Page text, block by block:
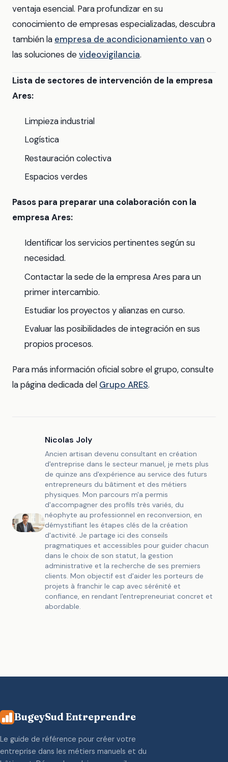
ventaja esencial. Para profundizar en su
conocimiento de empresas especializadas, descubra
también la empresa de acondicionamiento van o
las soluciones devideovigilancia.
Lista de sectores de intervención de la empresa
Ares:
Limpieza industrial
Logística
Restauración colectiva
Espacios verdes
Pasos para preparar una colaboración con la
empresa Ares:
Identificar los servicios pertinentes según su
necesidad.
Contactar la sede de la empresa Ares para un
primer intercambio.
Estudiar los proyectos y alianzas en curso.
Evaluar las posibilidades de integración en sus
propios procesos.
Para más información oficial sobre el grupo, consulte
la página dedicada del Grupo ARES.
Nicolas Joly
Ancien artisan devenu consultant en création
d'entreprise dans le secteur manuel, je mets plus
de quinze ans d'expérience au service des futurs
entrepreneurs du bâtiment et des métiers
physiques. Mon parcours m'a permis
d'accompagner des profils très variés, du
néophyte au professionnel en reconversion, en
démystifiant les étapes clés de la création
d'activité. Je partage ici des conseils
pragmatiques et accessibles pour guider chacun
dans le choix de son statut, la gestion
administrative et la recherche de ses premiers
clients. Mon objectif est d'aider les porteurs de
projets à franchir le cap avec sérénité et
confiance, en rendant l'entrepreneuriat concret et
abordable.
BugeySud Entreprendre
Le guide de référence pour créer votre
entreprise dans les métiers manuels et du